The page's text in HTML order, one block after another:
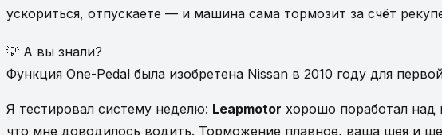
ускориться, отпускаете — и машина сама тормозит за счёт
💡 А вы знали?
Функция One-Pedal была изобретена Nissan в 2010 году для
Я тестировал систему неделю: Leapmotor хорошо поработал над
что мне доводилось водить. Торможение плавное, ваша шея и